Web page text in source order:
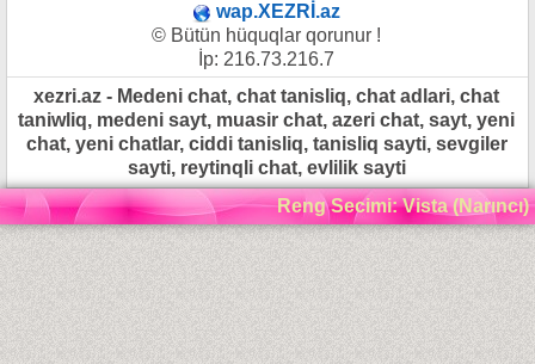
wap.XEZRİ.az
© Bütün hüquqlar qorunur !
İp: 216.73.216.7
xezri.az - Medeni chat, chat tanisliq, chat adlari, chat
taniwliq, medeni sayt, muasir chat, azeri chat, sayt, yeni
chat, yeni chatlar, ciddi tanisliq, tanisliq sayti, sevgiler
sayti, reytinqli chat, evlilik sayti
Reng Secimi: Vista (Narıncı)